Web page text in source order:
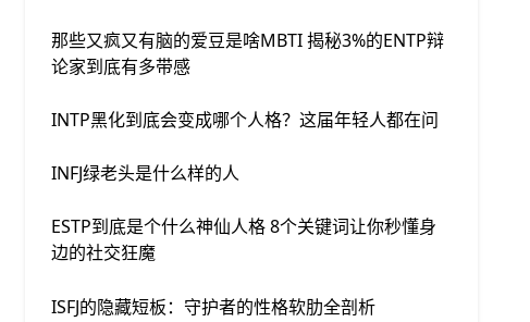
那些又疯又有脑的爱豆是啥MBTI 揭秘3%的ENTP辩
论家到底有多带感
INTP黑化到底会变成哪个人格？这届年轻人都在问
INFJ绿老头是什么样的人
ESTP到底是个什么神仙人格 8个关键词让你秒懂身
边的社交狂魔
ISFJ的隐藏短板：守护者的性格软肋全剖析